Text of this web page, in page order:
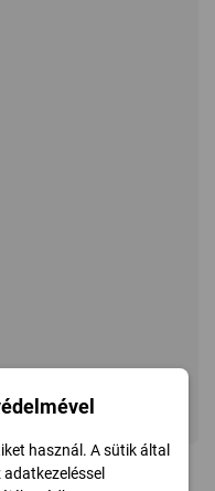
használ. A sütik által